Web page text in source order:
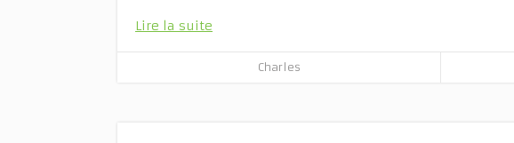
Lire la suite
Charles